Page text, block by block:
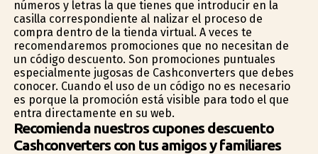
números y letras la que tienes que introducir en la
casilla correspondiente al finalizar el proceso de
compra dentro de la tienda virtual. A veces te
recomendaremos promociones que no necesitan de
un código descuento. Son promociones puntuales
especialmente jugosas de Cashconverters que debes
conocer. Cuando el uso de un código no es necesario
es porque la promoción está visible para todo el que
entra directamente en su web.
Recomienda nuestros cupones descuento
Cashconverters con tus amigos y familiares